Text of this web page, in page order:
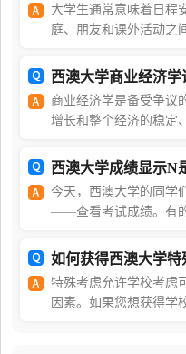
大学生通常意味着日程
庭、朋友和课外活动之
学习技巧将帮助你取得
西澳大学商业经济学
商业经济学是备受争议
增长和整个经济的稳定
保险市场和退休收入规
西澳大学成绩显示N
今天，西澳大学的同学
——查看考试成绩。有
成绩在40到44分之间，
如何获得西澳大学特
特殊考虑允许学校考虑
因素。如果您想获得学